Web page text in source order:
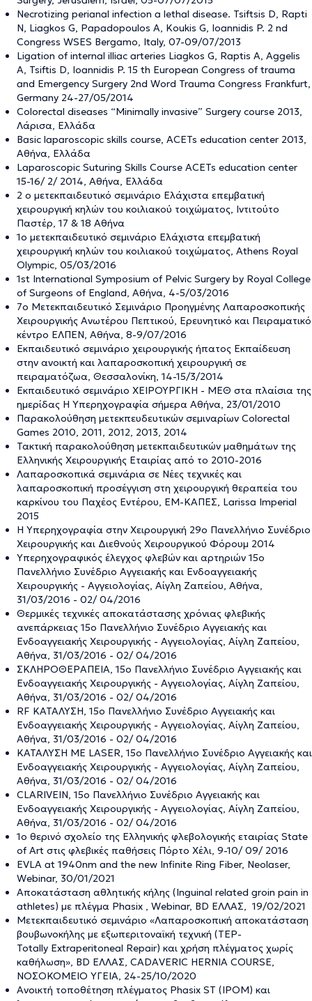
Necrotizing perianal infection a lethal disease. Tsiftsis D, Rapti
N, Liagkos G, Papadopoulos A, Koukis G, Ioannidis P. 2 nd
Congress WSES Bergamo, Italy, 07-09/07/2013
Ligation of internal illiac arteries Liagkos G, Raptis A, Aggelis
A, Tsiftis D, Ioannidis P. 15 th European Congress of trauma
and Emergency Surgery 2nd Word Trauma Congress Frankfurt,
Germany 24-27/05/2014
Colorectal diseases “Minimally invasive” Surgery course 2013,
Λάρισα, Ελλάδα
Basic laparoscopic skills course, ACETs education center 2013,
Αθήνα, Ελλάδα
Laparoscopic Suturing Skills Course ACETs education center
15-16/ 2/ 2014, Αθήνα, Ελλάδα
2 ο μετεκπαιδευτικό σεμινάριο Ελάχιστα επεμβατική
χειρουργική κηλών του κοιλιακού τοιχώματος, Ιντιτούτο
Παστέρ, 17 & 18 Αθήνα
1ο μετεκπαιδευτικό σεμινάριο Ελάχιστα επεμβατική
χειρουργική κηλών του κοιλιακού τοιχώματος, Athens Royal
Olympic, 05/03/2016
1st International Symposium of Pelvic Surgery by Royal College
of Surgeons of England, Aθήνα, 4-5/03/2016
7ο Μετεκπαιδευτικό Σεμινάριο Προηγμένης Λαπαροσκοπικής
Χειρουργικής Ανωτέρου Πεπτικού, Ερευνητικό και Πειραματικό
κέντρο EΛΠΕΝ, Aθήνα, 8-9/07/2016
Eκπαιδευτικό σεμινάριο χειρουργικής ήπατος Εκπαίδευση
στην ανοικτή και λαπαροσκοπική χειρουργική σε
πειραματόζωα, Θεσσαλονίκη, 14-15/3/2014
Εκπαιδευτικό σεμινάριο ΧΕΙΡΟΥΡΓΙΚΗ - ΜΕΘ στα πλαίσια της
ημερίδας Η Υπερηχογραφία σήμερα Αθήνα, 23/01/2010
Παρακολούθηση μετεκπευδευτικών σεμιναρίων Colorectal
Games 2010, 2011, 2012, 2013, 2014
Τακτική παρακολούθηση μετεκπαιδευτικών μαθημάτων της
Ελληνικής Χειρουργικής Εταιρίας από το 2010-2016
Λαπαροσκοπικά σεμινάρια σε Νέες τεχνικές και
λαπαροσκοπική προσέγγιση στη χειρουργική θεραπεία του
καρκίνου του Παχέος Εντέρου, EM-KAΠΕΣ, Larissa Imperial
2015
Η Υπερηχογραφία στην Χειρουργική 29ο Πανελλήνιο Συνέδριο
Χειρουργικής και Διεθνούς Χειρουργικού Φόρουμ 2014
Υπερηχογραφικός έλεγχος φλεβών και αρτηριών 15ο
Πανελλήνιο Συνέδριο Αγγειακής και Ενδοαγγειακής
Χειρουργικής - Αγγειολογίας, Αίγλη Ζαπείου, Αθήνα,
31/03/2016 - 02/ 04/2016
Θερμικές τεχνικές αποκατάστασης χρόνιας φλεβικής
ανεπάρκειας 15ο Πανελλήνιο Συνέδριο Αγγειακής και
Ενδοαγγειακής Χειρουργικής - Αγγειολογίας, Αίγλη Ζαπείου,
Αθήνα, 31/03/2016 - 02/ 04/2016
ΣΚΛΗΡΟΘΕΡΑΠΕΙΑ, 15ο Πανελλήνιο Συνέδριο Αγγειακής και
Ενδοαγγειακής Χειρουργικής - Αγγειολογίας, Αίγλη Ζαπείου,
Αθήνα, 31/03/2016 - 02/ 04/2016
RF ΚΑΤΑΛΥΣΗ, 15ο Πανελλήνιο Συνέδριο Αγγειακής και
Ενδοαγγειακής Χειρουργικής - Αγγειολογίας, Αίγλη Ζαπείου,
Αθήνα, 31/03/2016 - 02/ 04/2016
ΚΑΤΑΛΥΣΗ ΜΕ LASER, 15ο Πανελλήνιο Συνέδριο Αγγειακής και
Ενδοαγγειακής Χειρουργικής - Αγγειολογίας, Αίγλη Ζαπείου,
Αθήνα, 31/03/2016 - 02/ 04/2016
CLARIVEIN, 15ο Πανελλήνιο Συνέδριο Αγγειακής και
Ενδοαγγειακής Χειρουργικής - Αγγειολογίας, Αίγλη Ζαπείου,
Αθήνα, 31/03/2016 - 02/ 04/2016
1ο θερινό σχολείο της Ελληνικής φλεβολογικής εταιρίας State
of Art στις φλεβικές παθήσεις Πόρτο Χέλι, 9-10/ 09/ 2016
EVLA at 1940nm and the new Infinite Ring Fiber, Neolaser,
Webinar, 30/01/2021
Αποκατάσταση αθλητικής κήλης (Inguinal related groin pain in
athletes) με πλέγμα Phasix , Webinar, BD ΕΛΛΑΣ, 19/02/2021
Μετεκπαιδευτικό σεμινάριο «Λαπαροσκοπική αποκατάσταση
βουβωνοκήλης με εξωπεριτοναϊκή τεχνική (TEP-
Totally Extraperitoneal Repair) και χρήση πλέγματος χωρίς
καθήλωση», BD ΕΛΛΑΣ, CADAVERIC HERNIA COURSE,
ΝΟΣΟΚΟΜΕΙΟ ΥΓΕΙΑ, 24-25/10/2020
Ανοικτή τοποθέτηση πλέγματος Phasix ST (IPOM) και